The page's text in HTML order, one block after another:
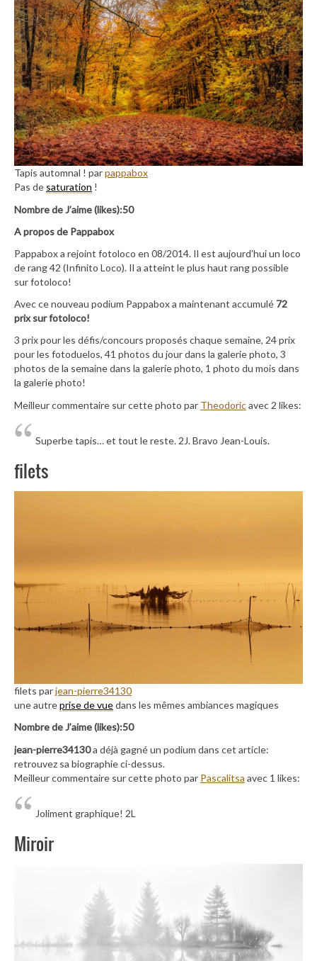
Tapis automnal ! parpappabox
Pas de saturation !
Nombre de J’aime (likes):50
A propos de Pappabox
Pappabox a rejoint fotoloco en 08/2014. Il est aujourd’hui un loco
de rang 42 (Infinito Loco). Il a atteint le plus haut rang possible
sur fotoloco!
Avec ce nouveau podium Pappabox a maintenant accumulé 72
prix sur fotoloco!
3 prix pour les défis/concours proposés chaque semaine, 24 prix
pour les fotoduelos, 41 photos du jour dans la galerie photo, 3
photos de la semaine dans la galerie photo, 1 photo du mois dans
la galerie photo!
Meilleur commentaire sur cette photo par Theodoricavec 2 likes:
Superbe tapis… et tout le reste. 2J. Bravo Jean-Louis.
filets
filets parjean-pierre34130
une autreprise de vuedans les mêmes ambiances magiques
Nombre de J’aime (likes):50
jean-pierre34130a déjà gagné un podium dans cet article:
retrouvez sa biographie ci-dessus.
Meilleur commentaire sur cette photo par Pascalitsa avec 1 likes:
Joliment graphique! 2L
Miroir